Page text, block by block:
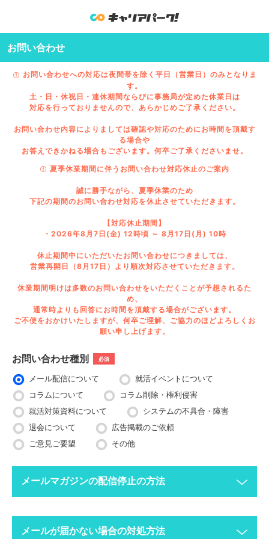
お問い合わせ
お問い合わせへの対応は夜間帯を除く平日（営業日）のみとなりま
す。
土・日・休祝日・連休期間ならびに事務局が定めた休業日は
対応を行っておりませんので、あらかじめご了承ください。
お問い合わせ内容によりましては確認や対応のためにお時間を頂戴す
る場合や
お答えできかねる場合もございます。何卒ご了承くださいませ。
夏季休業期間に伴うお問い合わせ対応休止のご案内
誠に勝手ながら、夏季休業のため
下記の期間のお問い合わせ対応を休止させていただきます。
【対応休止期間】
・2026年8月7日(金) 12時頃 ～ 8月17日(月) 10時
休止期間中にいただいたお問い合わせにつきましては、
営業再開日（8月17日）より順次対応させていただきます。
休業期間明けは多数のお問い合わせをいただくことが予想されるた
め、
通常時よりも回答にお時間を頂戴する場合がございます。
ご不便をおかけいたしますが、何卒ご理解、ご協力のほどよろしくお
願い申し上げます。
お問い合わせ種別 必須
メール配信について
就活イベントについて
コラムについて
コラム削除・権利侵害
就活対策資料について
システムの不具合・障害
退会について
広告掲載のご依頼
ご意見ご要望
その他
メールマガジンの配信停止の方法
ってください。
メールが届かない場合の対処方法